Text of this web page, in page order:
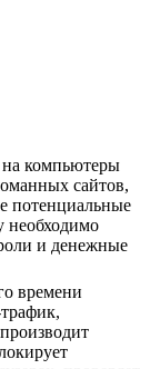
компьютеры
сайтов,
потенциальные
необходимо
и денежные
времени